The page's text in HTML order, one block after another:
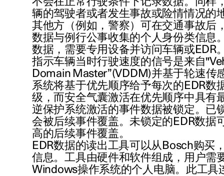
辆的驾驶者或者发生事故或险情情况的
其他方（例如，警察）可在交通事故后
数据与例行公事收集的个人身份类信息
数据，需要专用设备并访问车辆或EDR
指示车辆当时行驶速度的信号是来自
Domain Master”(VDDM)并基于轮速传
系统将基于优先顺序给予每次的EDR数
级，而安全气囊激活在优先顺序中具有
逆保护系统激活的事件数据被锁定。已
会被后续事件覆盖。未锁定的EDR数据
高的后续事件覆盖。
EDR数据的读出工具可以从Bosch购买
信息。工具由硬件和软件组成，用户需
Windows操作系统的个人电脑。此工具